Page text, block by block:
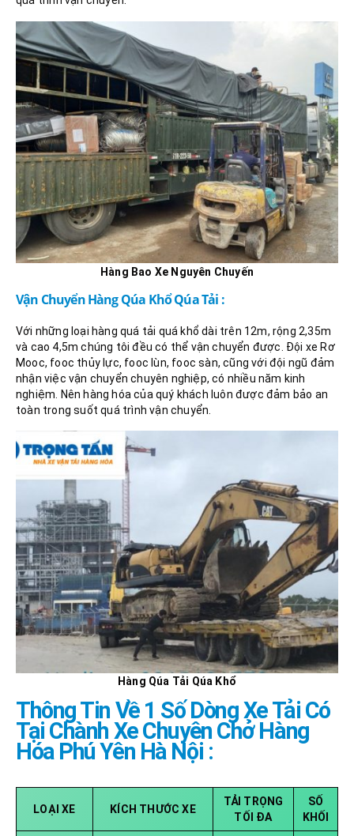
Hàng Bao Xe Nguyên Chuyến
Vận Chuyển Hàng Qúa Khổ Qúa Tải :
Với những loại hàng quá tải quá khổ dài trên 12m, rộng 2,35m
và cao 4,5m chúng tôi đều có thể vận chuyển được. Đội xe Rơ
Mooc, fooc thủy lực, fooc lùn, fooc sàn, cũng với đội ngũ đảm
nhận việc vận chuyển chuyên nghiệp, có nhiều năm kinh
nghiệm. Nên hàng hóa của quý khách luôn được đảm bảo an
toàn trong suốt quá trình vận chuyển.
Hàng Qúa Tải Qúa Khổ
Thông Tin Về 1 Số Dòng Xe Tải Có
Tại Chành Xe Chuyên Chở Hàng
Hóa Phú Yên Hà Nội :
LOẠI XE KÍCH THƯỚC XE
TẢI TRỌNG
TỐI ĐA
SỐ
KHỐI